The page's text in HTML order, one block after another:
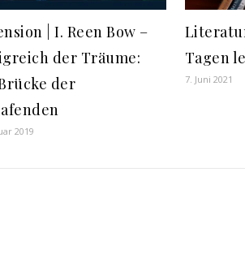
| I. Reen Bow –
der Träume:
der
2019
Tagen
7. Juni 2021